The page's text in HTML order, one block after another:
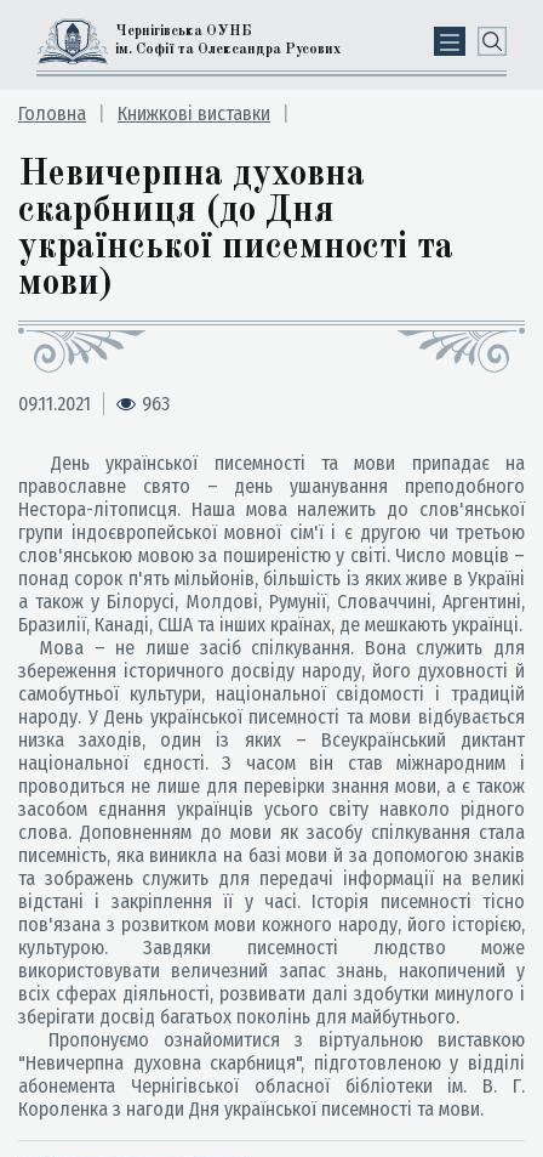
Чернігівська ОУНБ
ім. Софії та Олександра Русових
Головна Книжкові виставки
Невичерпна духовна
скарбниця (до Дня
української писемності та
мови)
09.11.2021 963
День української писемності та мови припадає на
православне свято – день ушанування преподобного
Нестора-літописця. Наша мова належить до слов'янської
групи індоєвропейської мовної сім'ї і є другою чи третьою
слов'янською мовою за поширеністю у світі. Число мовців –
понад сорок п'ять мільйонів, більшість із яких живе в Україні
а також у Білорусі, Молдові, Румунії, Словаччині, Аргентині,
Бразилії, Канаді, США та інших країнах, де мешкають українці.
Мова – не лише засіб спілкування. Вона служить для
збереження історичного досвіду народу, його духовності й
самобутньої культури, національної свідомості і традицій
народу. У День української писемності та мови відбувається
низка заходів, один із яких – Всеукраїнський диктант
національної єдності. З часом він став міжнародним і
проводиться не лише для перевірки знання мови, а є також
засобом єднання українців усього світу навколо рідного
слова. Доповненням до мови як засобу спілкування стала
писемність, яка виникла на базі мови й за допомогою знаків
та зображень служить для передачі інформації на великі
відстані і закріплення її у часі. Історія писемності тісно
пов'язана з розвитком мови кожного народу, його історією,
культурою. Завдяки писемності людство може
використовувати величезний запас знань, накопичений у
всіх сферах діяльності, розвивати далі здобутки минулого і
зберігати досвід багатьох поколінь для майбутнього.
Пропонуємо ознайомитися з віртуальною виставкою
"Невичерпна духовна скарбниця", підготовленою у відділі
абонемента Чернігівської обласної бібліотеки ім. В. Г.
Короленка з нагоди Дня української писемності та мови.